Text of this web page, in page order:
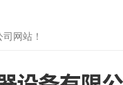
司网站 ！